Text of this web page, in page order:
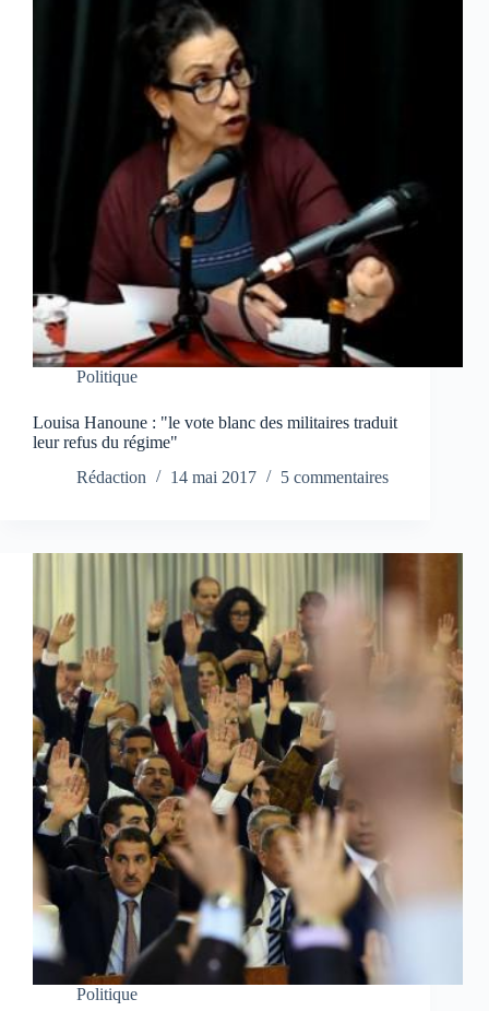
Politique
Louisa Hanoune : "le vote blanc des militaires traduit
leur refus du régime"
Rédaction
14 mai 2017 5 commentaires
Politique